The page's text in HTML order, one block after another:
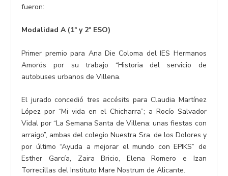
fueron:
Modalidad A (1º y 2º ESO)
Primer premio para Ana Die Coloma del IES Hermanos
Amorós por su trabajo “Historia del servicio de
autobuses urbanos de Villena.
El jurado concedió tres accésits para Claudia Martínez
López por “Mi vida en el Chicharra”; a Rocío Salvador
Vidal por “La Semana Santa de Villena: unas fiestas con
arraigo”, ambas del colegio Nuestra Sra. de los Dolores y
por último “Ayuda a mejorar el mundo con EPIKS” de
Esther García, Zaira Bricio, Elena Romero e Izan
Torrecillas del Instituto Mare Nostrum de Alicante.